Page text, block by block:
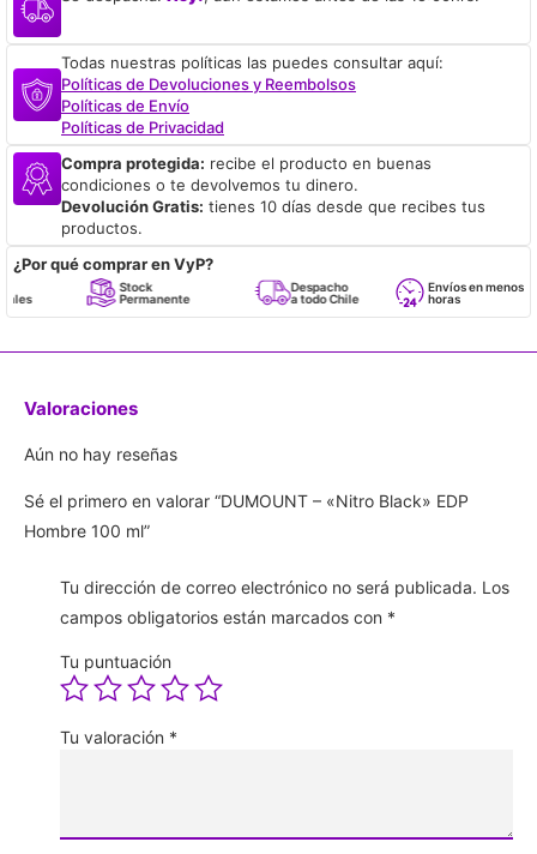
Todas nuestras políticas las puedes consultar aquí:
Políticas de Devoluciones y Reembolsos
Políticas de Envío
Políticas de Privacidad
Compra protegida: recibe el producto en buenas
condiciones o te devolvemos tu dinero.
Devolución Gratis: tienes 10 días desde que recibes tus
productos.
¿Por qué comprar en VyP?
Stock
Permanente
Despacho
a todo Chile
Envíos en menos de 24
horas
Valoraciones
Aún no hay reseñas
Sé el primero en valorar “DUMOUNT – «Nitro Black» EDP
Hombre 100 ml”
Tu dirección de correo electrónico no será publicada. Los
campos obligatorios están marcados con *
Tu puntuación
Tu valoración *